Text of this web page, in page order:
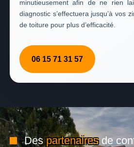
minutieusement afin de ne rien
diagnostic s’effectuera jusqu’à vos
de toiture pour plus d’efficacité.
06 15 71 31 57
Despartenairesde